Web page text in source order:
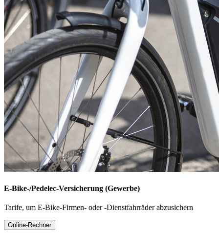
E-Bike-/Pedelec-Versicherung (Gewerbe)
Tarife, um E-Bike-Firmen- oder -Dienstfahrräder abzusichern
Online-Rechner